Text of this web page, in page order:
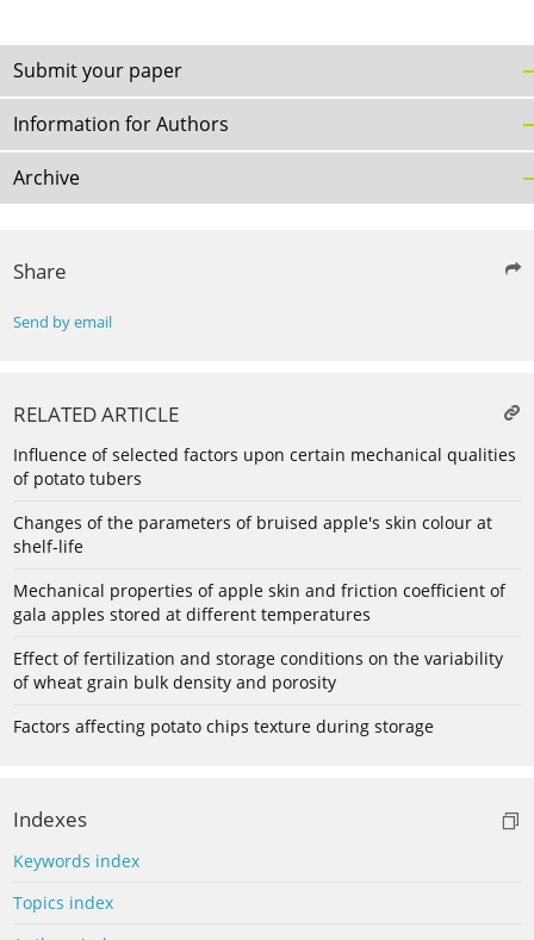
Submit your paper
Information for Authors
Archive
Share
Send by email
RELATED ARTICLE
Influence of selected factors upon certain mechanical qualities
of potato tubers
Changes of the parameters of bruised apple's skin colour at
shelf-life
Mechanical properties of apple skin and friction coefficient of
gala apples stored at different temperatures
Effect of fertilization and storage conditions on the variability
of wheat grain bulk density and porosity
Factors affecting potato chips texture during storage
Indexes
Keywords index
Topics index